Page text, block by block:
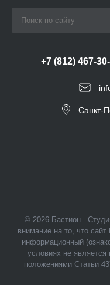
+7 (812) 467-
Санкт-
© 2026 Бастион -
внимание на то, что
информационный
условиях не
положениями Статьи